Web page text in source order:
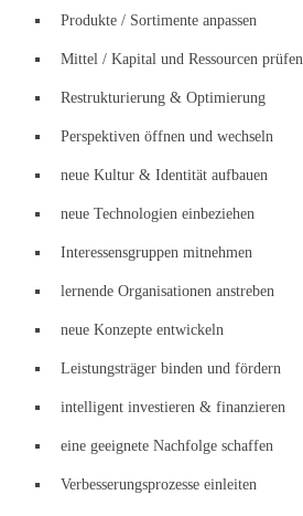
Produkte / Sortimente anpassen
Mittel / Kapital und Ressourcen prüfen
Restrukturierung & Optimierung
Perspektiven öffnen und wechseln
neue Kultur & Identität aufbauen
neue Technologien einbeziehen
Interessensgruppen mitnehmen
lernende Organisationen anstreben
neue Konzepte entwickeln
Leistungsträger binden und fördern
intelligent investieren & finanzieren
eine geeignete Nachfolge schaffen
Verbesserungsprozesse einleiten